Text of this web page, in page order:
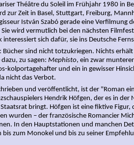
Théâtre du Soleil im Frühjahr 1980 in
zur Zeit in Basel, Stuttgart, Freiburg,
István Szabó gerade eine Verfilmung
wird vermutlich bei den nächsten
sich dafür, sie ins Deutsche
sind nicht totzukriegen. Nichts erhält
zu sagen: Mephisto, ein zwar
kolportagehafter und ein in gewisser
nicht das Verbot.
und veröffentlicht, ist der "Roman
Hendrik Höfgen, der es in der
bringt. Höfgen ist eine fiktive Figur,
wurden – der französische Romancier
In den Hauptstationen und manchen
zum Monokel und bis zu seiner